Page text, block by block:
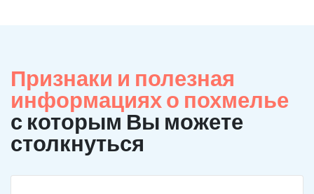
Признаки и полезная
информациях о похмелье
с которым Вы можете
столкнуться